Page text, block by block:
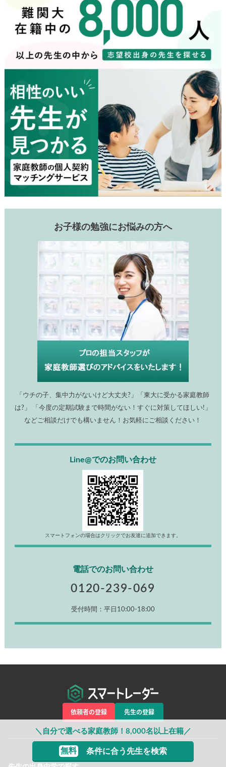
お子様の勉強にお悩みの方へ
「ウチの子、集中力がないけど大丈夫?」「東大に受かる家庭教師
は?」 「今度の定期試験まで時間がない！すぐに対策してほしい!」
などご相談だけでも構いません！お気軽にご相談ください！
Line@でのお問い合わせ
スマートフォンの場合はクリックでお友達に追加できます。
電話でのお問い合わせ
0120-239-069
受付時間：平日10:00-18:00
＼自分で選べる家庭教師！8,000名以上在籍／
無料 条件に合う先生を検索
依頼者の登録 先生の登録